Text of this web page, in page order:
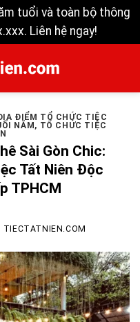
tuổi và toàn bộ thông
Liên hệ ngay!
ĐIỂM TỔ CHỨC TIỆC
NĂM , TỔ CHỨC TIỆC
Sài Gòn Chic:
Tất Niên Độc
TPHCM
TIECTATNIEN.COM